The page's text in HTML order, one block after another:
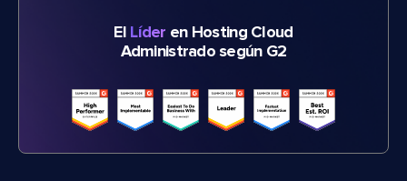
El Líder en Hosting Cloud
Administrado según G2